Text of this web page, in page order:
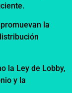
la
la Ley de Lobby,
y la